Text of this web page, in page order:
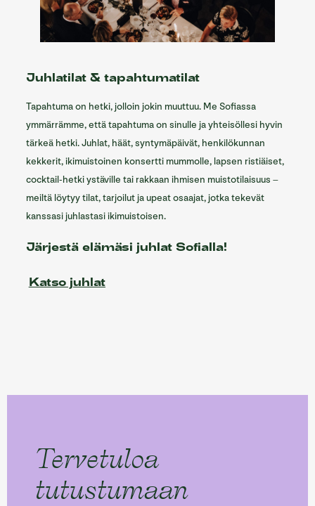
Juhlatilat & tapahtumatilat
Tapahtuma on hetki, jolloin jokin muuttuu. Me Sofiassa
ymmärrämme, että tapahtuma on sinulle ja yhteisöllesi hyvin
tärkeä hetki. Juhlat, häät, syntymäpäivät, henkilökunnan
kekkerit, ikimuistoinen konsertti mummolle, lapsen ristiäiset,
cocktail-hetki ystäville tai rakkaan ihmisen muistotilaisuus –
meiltä löytyy tilat, tarjoilut ja upeat osaajat, jotka tekevät
kanssasi juhlastasi ikimuistoisen.
Järjestä elämäsi juhlat Sofialla!
Katso juhlat
Tervetuloa
tutustumaan